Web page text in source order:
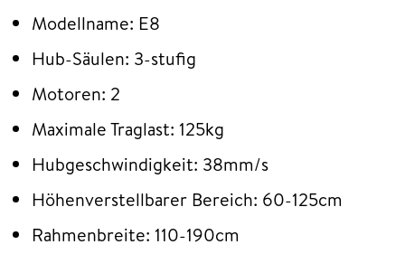
Modellname: E8
Hub-Säulen: 3-stufig
Motoren: 2
Maximale Traglast: 125kg
Hubgeschwindigkeit: 38mm/s
Höhenverstellbarer Bereich: 60-125cm
Rahmenbreite: 110-190cm